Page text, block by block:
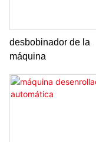
desbobinador de la
máquina